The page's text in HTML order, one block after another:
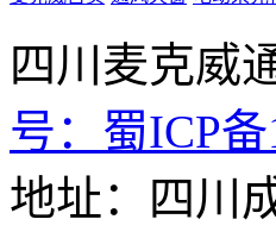
四川麦克
号： 蜀ICP
地址：四川